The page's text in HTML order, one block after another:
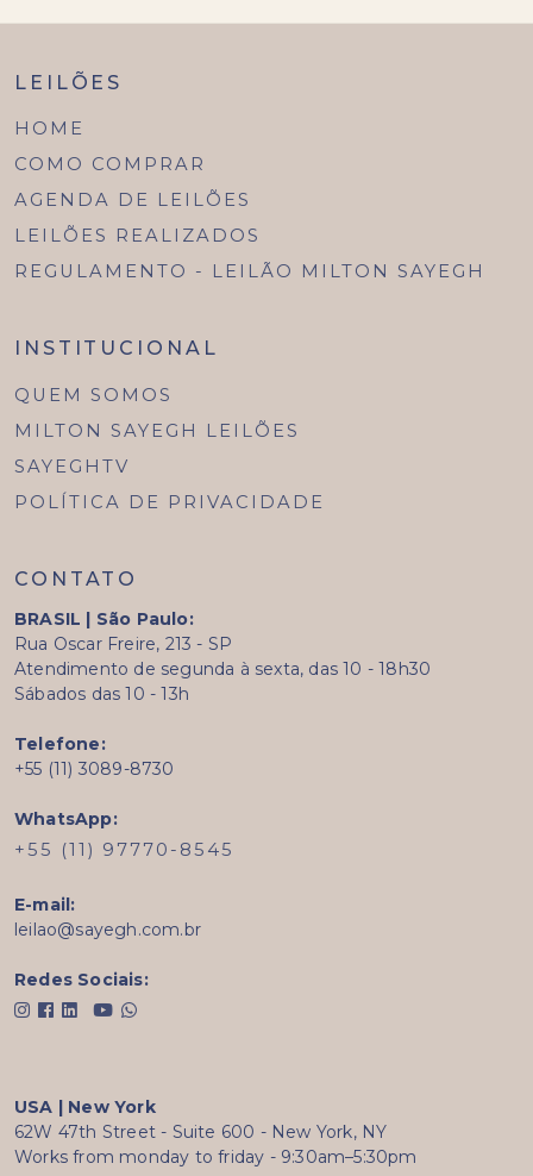
LEILÕES
HOME
COMO COMPRAR
AGENDA DE LEILÕES
LEILÕES REALIZADOS
REGULAMENTO - LEILÃO MILTON SAYEGH
INSTITUCIONAL
QUEM SOMOS
MILTON SAYEGH LEILÕES
SAYEGHTV
POLÍTICA DE PRIVACIDADE
CONTATO
BRASIL | São Paulo:
Rua Oscar Freire, 213 - SP
Atendimento de segunda à sexta, das 10 - 18h30
Sábados das 10 - 13h
Telefone:
+55 (11) 3089-8730
WhatsApp:
+55 (11) 97770-8545
E-mail:
leilao@sayegh.com.br
Redes Sociais:
USA | New York
62W 47th Street - Suite 600 - New York, NY
Works from monday to friday - 9:30am–5:30pm